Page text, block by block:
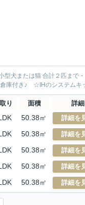
犬または猫 合計２匹まで
付き♪ ☆IHのシステムキ
り 面積 詳細
50.38㎡ 詳細を
50.38㎡ 詳細を
50.38㎡ 詳細を
50.38㎡ 詳細を
50.38㎡ 詳細を